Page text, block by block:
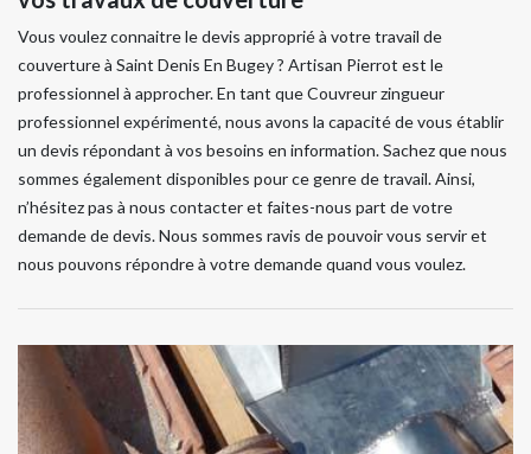
Vous voulez connaitre le devis approprié à votre travail de
couverture à Saint Denis En Bugey ? Artisan Pierrot est le
professionnel à approcher. En tant que Couvreur zingueur
professionnel expérimenté, nous avons la capacité de vous établir
un devis répondant à vos besoins en information. Sachez que nous
sommes également disponibles pour ce genre de travail. Ainsi,
n’hésitez pas à nous contacter et faites-nous part de votre
demande de devis. Nous sommes ravis de pouvoir vous servir et
nous pouvons répondre à votre demande quand vous voulez.